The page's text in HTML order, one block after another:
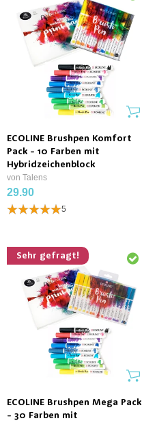
ECOLINE Brushpen Komfort
Pack - 10 Farben mit
Hybridzeichenblock
von Talens
29.90
5
Sehr gefragt!
ECOLINE Brushpen Mega Pack
- 30 Farben mit